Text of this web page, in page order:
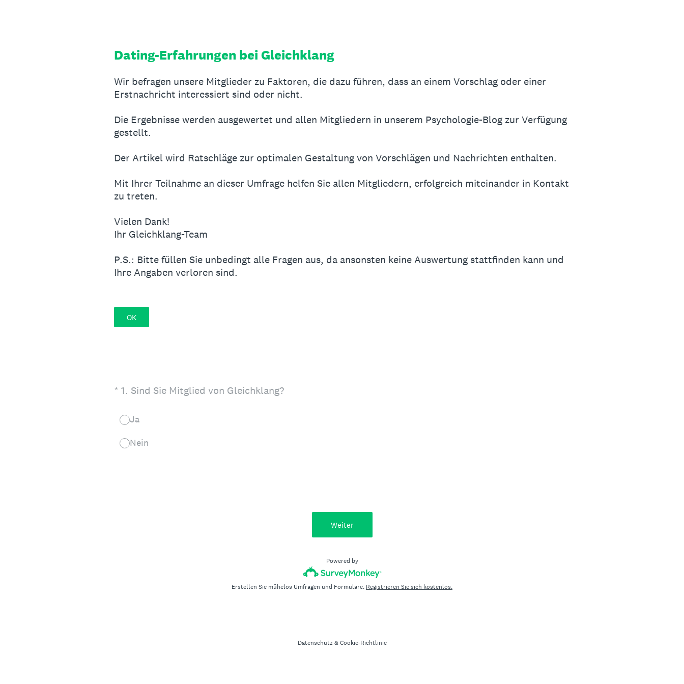
Dating-Erfahrungen bei Gleichklang
Wir befragen unsere Mitglieder zu Faktoren, die dazu führen, dass an einem Vorschlag oder einer
Erstnachricht interessiert sind oder nicht.
Die Ergebnisse werden ausgewertet und allen Mitgliedern in unserem Psychologie-Blog zur Verfügung
gestellt.
Der Artikel wird Ratschläge zur optimalen Gestaltung von Vorschlägen und Nachrichten enthalten.
Mit Ihrer Teilnahme an dieser Umfrage helfen Sie allen Mitgliedern, erfolgreich miteinander in Kontakt
zu treten.
Vielen Dank!
Ihr Gleichklang-Team
P.S.: Bitte füllen Sie unbedingt alle Fragen aus, da ansonsten keine Auswertung stattfinden kann und
Ihre Angaben verloren sind.
OK
* 1. Sind Sie Mitglied von Gleichklang?
(Erforderlich.)
Ja
Nein
Weiter
Powered by
Erstellen Sie mühelos Umfragen und Formulare. Registrieren Sie sich kostenlos.
Datenschutz & Cookie-Richtlinie